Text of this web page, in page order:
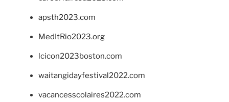
apsth2023.com
MedItRio2023.org
lcicon2023boston.com
waitangidayfestival2022.com
vacancesscolaires2022.com